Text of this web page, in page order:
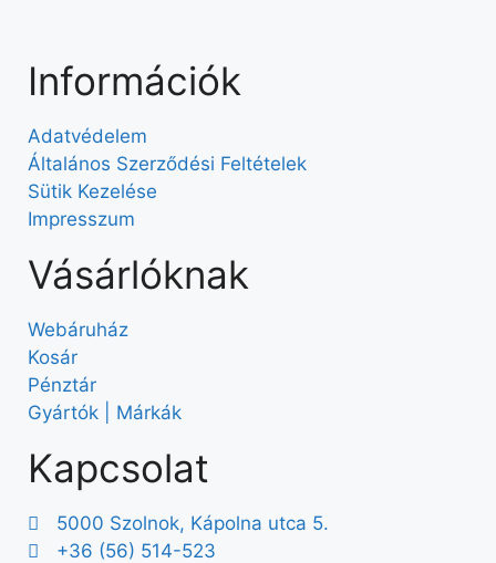
Információk
Adatvédelem
Általános Szerződési Feltételek
Sütik Kezelése
Impresszum
Vásárlóknak
Webáruház
Kosár
Pénztár
Gyártók | Márkák
Kapcsolat
5000 Szolnok, Kápolna utca 5.
+36 (56) 514-523